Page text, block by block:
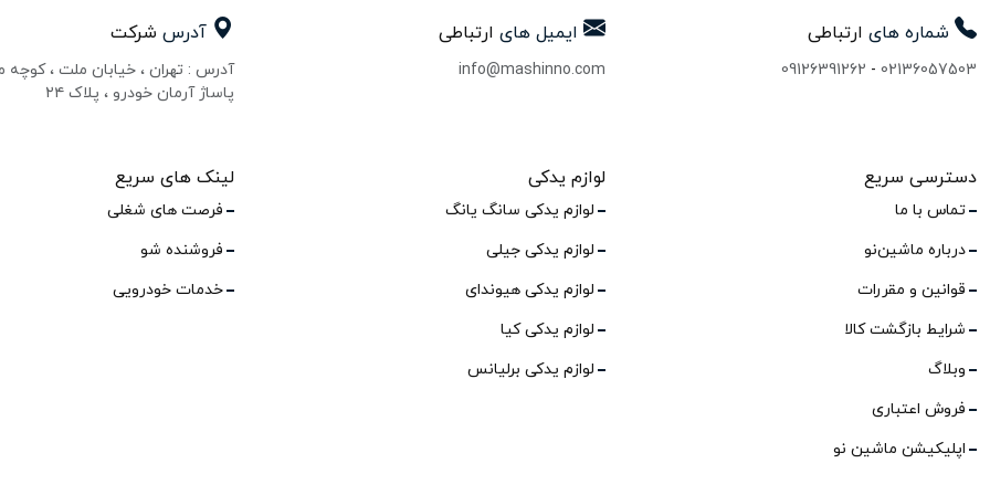
شماره های ارتباطی
02136057503
-
09126391262
ایمیل های ارتباطی
info@mashinno.com
آدرس شرکت
آدرس : تهران ، خیابان ملت ، کوچه
پاساژ آرمان خودرو ، پلاک ۲۴
دسترسی سریع
تماس با ما
درباره ماشین‌نو
قوانین و مقررات
شرایط بازگشت کالا
وبلاگ
فروش اعتباری
اپلیکیشن ماشین نو
لوازم یدکی
لوازم یدکی سانگ یانگ
لوازم یدکی جیلی
لوازم یدکی هیوندای
لوازم یدکی کیا
لوازم یدکی برلیانس
لینک های سریع
فرصت های شغلی
فروشنده شو
خدمات خودرویی